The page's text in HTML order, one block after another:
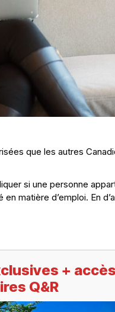
que les autres
si une personne
matière d’emploi. En
+ accès
Q&R